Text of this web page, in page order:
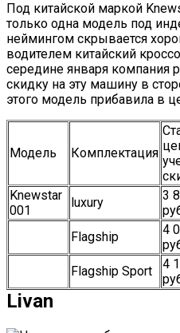
Под китайской маркой
только одна модель под
неймингом скрывается
водителем китайский
середине января компания
скидку на эту машину в
этого модель прибавила в
Модель Комплектация
Knewstar
001
luxury
3
Flagship
4
Flagship Sport
4
Livan